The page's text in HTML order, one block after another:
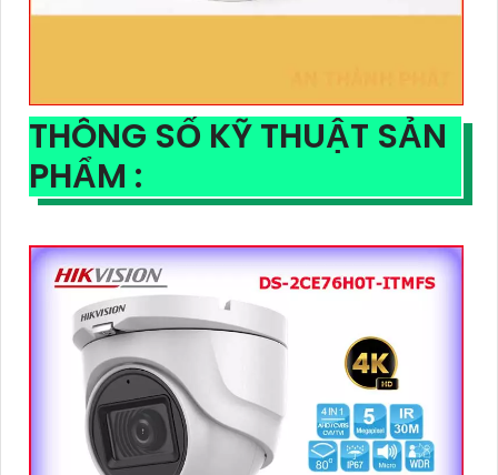
THÔNG SỐ KỸ THUẬT SẢN
PHẨM :